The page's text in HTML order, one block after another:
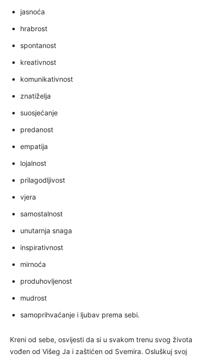
jasnoća
hrabrost
spontanost
kreativnost
komunikativnost
znatiželja
suosjećanje
predanost
empatija
lojalnost
prilagodljivost
vjera
samostalnost
unutarnja snaga
inspirativnost
mirnoća
produhovljenost
mudrost
samoprihvaćanje i ljubav prema sebi.
Kreni od sebe, osvijesti da si u svakom trenu svog života
vođen od Višeg Ja i zaštićen od Svemira. Osluškuj svoj